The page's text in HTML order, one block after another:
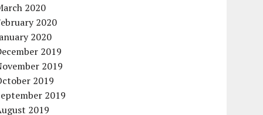
2020
2020
2020
2019
2019
2019
2019
2019